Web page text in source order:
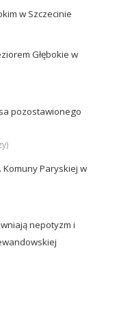
w Szczecinie
Głębokie w
pozostawionego
Komuny Paryskiej w
nepotyzm i